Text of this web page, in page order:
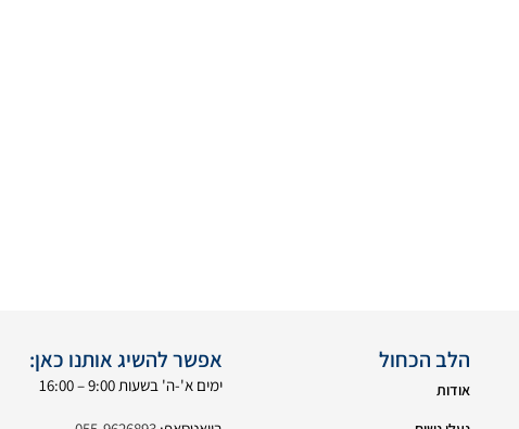
הלב הכחול
אודות
אפשר להשיג אותנו כאן:
ימים א'-ה' בשעות 9:00 – 16:00